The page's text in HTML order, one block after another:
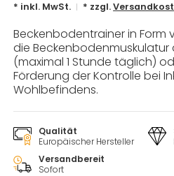
* inkl. MwSt. * zzgl.
Beckenbodentrainer in
die Beckenbodenmuskulatur
(maximal 1 Stunde täglich)
Förderung der Kontrolle bei
Wohlbefindens.
Qualität
Europäischer Hersteller
Versandbereit
Sofort